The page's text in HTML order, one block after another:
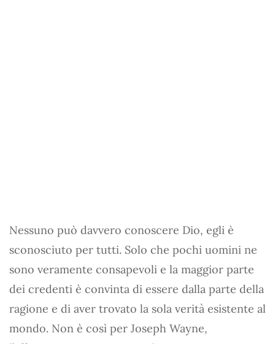
Nessuno può davvero conoscere Dio, egli è
sconosciuto per tutti. Solo che pochi uomini ne
sono veramente consapevoli e la maggior parte
dei credenti è convinta di essere dalla parte della
ragione e di aver trovato la sola verità esistente al
mondo. Non è così per Joseph Wayne,